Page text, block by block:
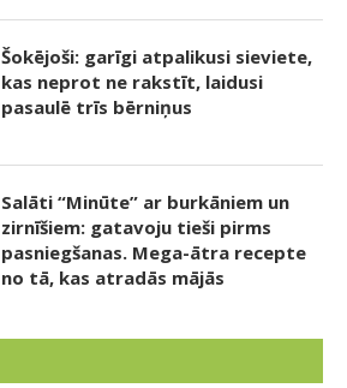
Šokējoši: garīgi atpalikusi sieviete,
kas neprot ne rakstīt, laidusi
pasaulē trīs bērniņus
Salāti “Minūte” ar burkāniem un
zirnīšiem: gatavoju tieši pirms
pasniegšanas. Mega-ātra recepte
no tā, kas atradās mājās